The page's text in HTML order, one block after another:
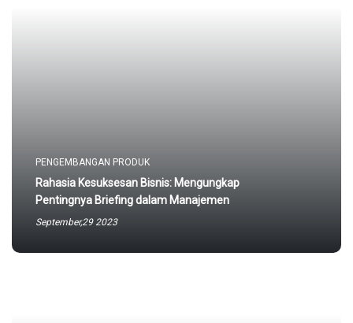
PENGEMBANGAN PRODUK
Rahasia Kesuksesan Bisnis: Mengungkap
Pentingnya Briefing dalam Manajemen
September,29 2023